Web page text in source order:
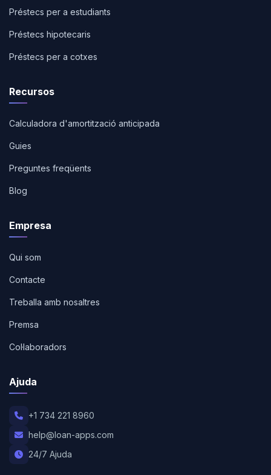
Préstecs per a estudiants
Préstecs hipotecaris
Préstecs per a cotxes
Recursos
Calculadora d'amortització anticipada
Guies
Preguntes freqüents
Blog
Empresa
Qui som
Contacte
Treballa amb nosaltres
Premsa
Col·laboradors
Ajuda
+1 734 221 8960
help@loan-apps.com
24/7 Ajuda